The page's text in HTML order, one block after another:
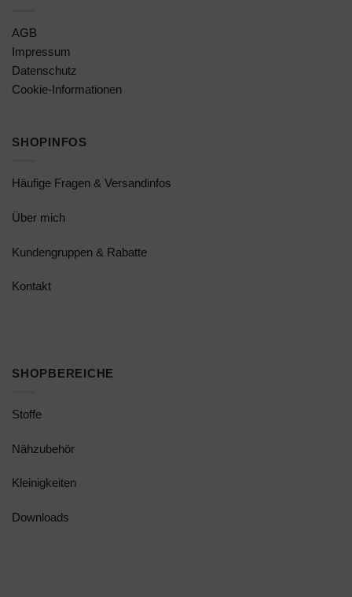
AGB
Impressum
Datenschutz
Cookie-Informationen
SHOPINFOS
Häufige Fragen & Versandinfos
Über mich
Kundengruppen & Rabatte
Kontakt
SHOPBEREICHE
Stoffe
Nähzubehör
Kleinigkeiten
Downloads